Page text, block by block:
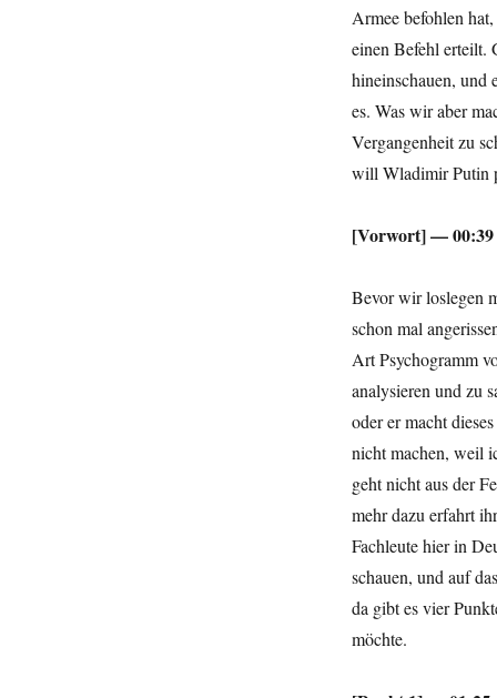
Armee befohlen
einen Befehl
hineinschauen, und
es. Was wir aber
Vergangenheit zu
will Wladimir Putin
[Vorwort] — 00:39
Bevor wir loslegen
schon mal
Art Psychogramm
analysieren und zu
oder er macht
nicht machen, weil
geht nicht aus der
mehr dazu erfahrt
Fachleute hier in
schauen, und auf
da gibt es vier
möchte.